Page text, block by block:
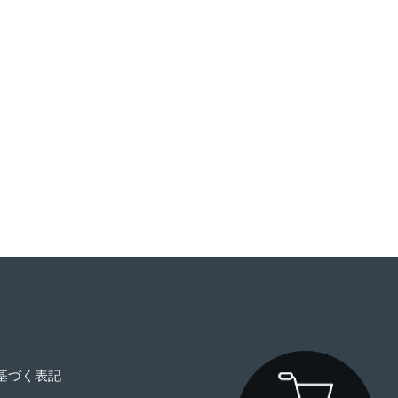
づく表記